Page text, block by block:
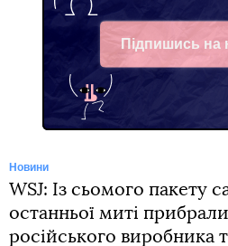
Підпишись на
Telegram
Новини
WSJ: Із сьомого пакету
останньої миті
російського виробника